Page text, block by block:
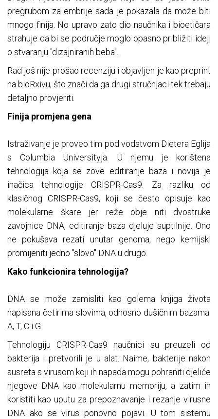
pregrubom za embrije sada je pokazala da može biti
mnogo finija. No upravo zato dio naučnika i bioetičara
strahuje da bi se područje moglo opasno približiti ideji
o stvaranju "dizajniranih beba".
Rad još nije prošao recenziju i objavljen je kao preprint
na bioRxivu, što znači da ga drugi stručnjaci tek trebaju
detaljno provjeriti.
Finija promjena gena
Istraživanje je proveo tim pod vodstvom Dietera Eglija
s Columbia Universityja. U njemu je korištena
tehnologija koja se zove editiranje baza i novija je
inačica tehnologije CRISPR-Cas9. Za razliku od
klasičnog CRISPR-Cas9, koji se često opisuje kao
molekularne škare jer reže obje niti dvostruke
zavojnice DNA, editiranje baza djeluje suptilnije. Ono
ne pokušava rezati unutar genoma, nego kemijski
promijeniti jedno "slovo" DNA u drugo.
Kako funkcionira tehnologija?
DNA se može zamisliti kao golema knjiga života
napisana četirima slovima, odnosno dušičnim bazama:
A, T, C i G.
Tehnologiju CRISPR-Cas9 naučnici su preuzeli od
bakterija i pretvorili je u alat. Naime, bakterije nakon
susreta s virusom koji ih napada mogu pohraniti djeliće
njegove DNA kao molekularnu memoriju, a zatim ih
koristiti kao uputu za prepoznavanje i rezanje virusne
DNA ako se virus ponovno pojavi. U tom sistemu